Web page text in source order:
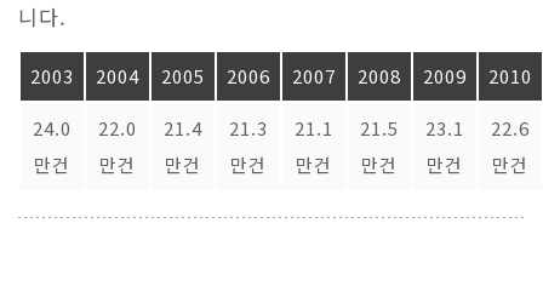
니다.
2003 2004 2005 2006 2007 2008 2009 2010
24.0
만건
22.0
만건
21.4
만건
21.3
만건
21.1
만건
21.5
만건
23.1
만건
22.6
만건